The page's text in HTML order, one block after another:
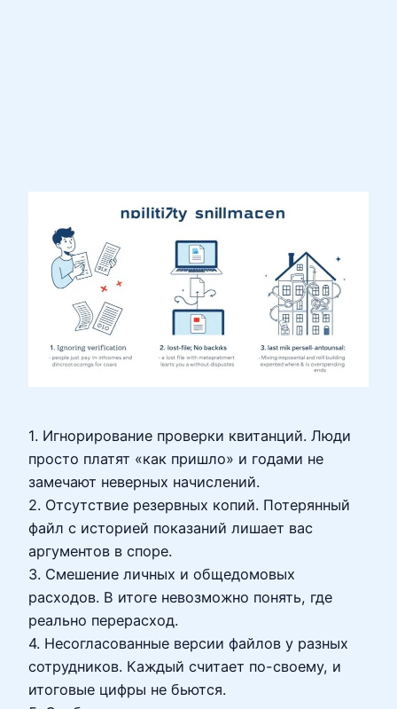
1. Игнорирование проверки квитанций. Люди
просто платят «как пришло» и годами не
замечают неверных начислений.
2. Отсутствие резервных копий. Потерянный
файл с историей показаний лишает вас
аргументов в споре.
3. Смешение личных и общедомовых
расходов. В итоге невозможно понять, где
реально перерасход.
4. Несогласованные версии файлов у разных
сотрудников. Каждый считает по-своему, и
итоговые цифры не бьются.